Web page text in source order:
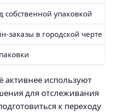
собственной упаковкой
заказы в городской черте
активнее используют
для отслеживания
к переходу